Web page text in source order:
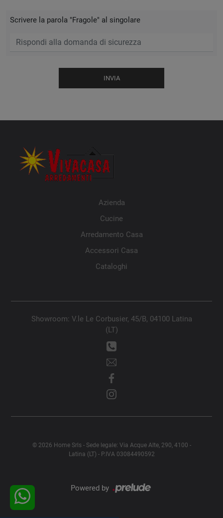
Scrivere la parola "Fragole" al singolare
INVIA
Azienda
Cucine
Arredamento Casa
Accessori Casa
Cataloghi
Showroom: V.le Le Corbusier, 45/B, 04100 Latina
(LT)
© 2026 Home Srls - Sede legale: Via Acque Alte, 290, 4100 -
Latina (LT) - P.IVA 03084490592
Powered by